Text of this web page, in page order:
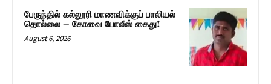
பேருந்தில் கல்லூரி மாணவிக்குப் பாலியல்
தொல்லை – கோவை போலீஸ் கைது!
August 6, 2026